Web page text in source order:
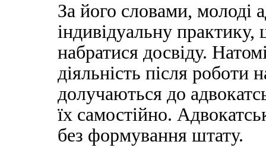
За його словами, молоді
індивідуальну
набратися досвіду.
діяльність після роботи
долучаються до
їх самостійно.
без формування штату.